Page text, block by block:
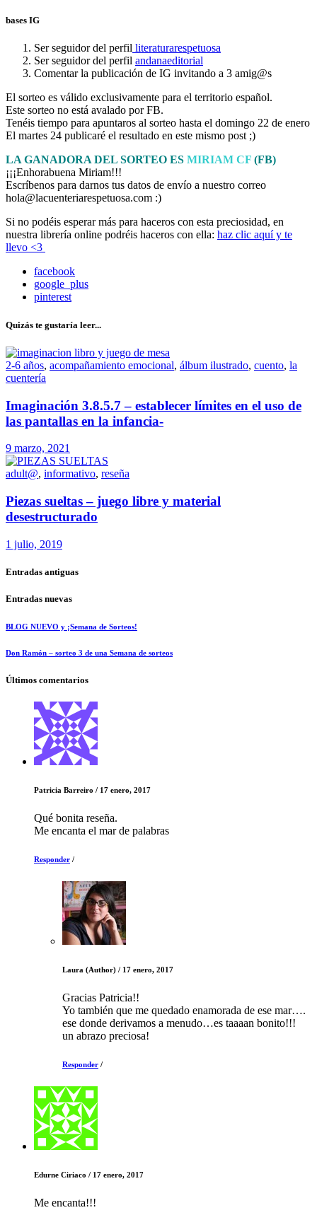
bases IG
Ser seguidor del perfil literaturarespetuosa
Ser seguidor del perfil andanaeditorial
Comentar la publicación de IG invitando a 3 amig@s
El sorteo es válido exclusivamente para el territorio español.
Este sorteo no está avalado por FB.
Tenéis tiempo para apuntaros al sorteo hasta el domingo 22 de enero
El martes 24 publicaré el resultado en este mismo post ;)
LA GANADORA DEL SORTEO ES MIRIAM CF (FB)
¡¡¡Enhorabuena Miriam!!!
Escríbenos para darnos tus datos de envío a nuestro correo
hola@lacuenteriarespetuosa.com :)
Si no podéis esperar más para haceros con esta preciosidad, en
nuestra librería online podréis haceros con ella: haz clic aquí y te
llevo <3
facebook
google_plus
pinterest
Quizás te gustaría leer...
2-6 años, acompañamiento emocional, álbum ilustrado, cuento, la
cuentería
Imaginación 3.8.5.7 – establecer límites en el uso de
las pantallas en la infancia-
9 marzo, 2021
adult@, informativo, reseña
Piezas sueltas – juego libre y material
desestructurado
1 julio, 2019
Entradas antiguas
Entradas nuevas
BLOG NUEVO y ¡Semana de Sorteos!
Don Ramón – sorteo 3 de una Semana de sorteos
Últimos comentarios
Patricia Barreiro / 17 enero, 2017
Qué bonita reseña.
Me encanta el mar de palabras
Responder /
Laura (Author) / 17 enero, 2017
Gracias Patricia!!
Yo también que me quedado enamorada de ese mar….
ese donde derivamos a menudo…es taaaan bonito!!!
un abrazo preciosa!
Responder /
Edurne Ciriaco / 17 enero, 2017
Me encanta!!!